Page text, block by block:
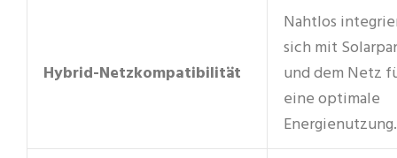
Hybrid-Netzkompatibilität
Nahtlos
sich mit
und dem Netz
eine optimale
Energienutzung.